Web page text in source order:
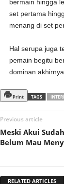
bermain hingga
set pertama
menang di set
Hal serupa juga
pemain begitu
dominan
Print TAGS
Previous article
Meski Akui
Belum Mau
RELATED ARTICLES